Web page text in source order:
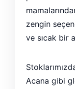
zengin
ve sıcak bir
Acana gibi